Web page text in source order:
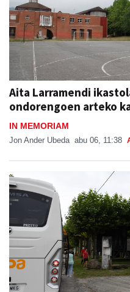
Aita Larramendi
ondorengoen arteko
IN MEMORIAM
Jon Ander Ubeda abu 06, 11:38